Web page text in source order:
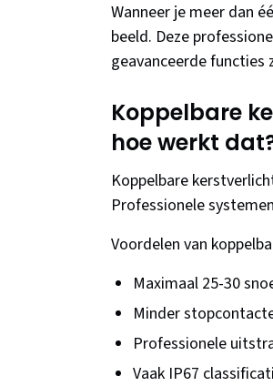
Wanneer je meer dan
beeld. Deze
geavanceerde functies
Koppelbare
hoe werkt
Koppelbare
Professionele
Voordelen van
Maximaal 25-30
Minder
Professionele
Vaak IP67